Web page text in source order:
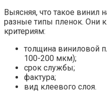
Выясняя, что такое винил
разные типы пленок. Они
критериям:
толщина виниловой
100-200 мкм);
срок службы;
фактура;
вид клеевого слоя.